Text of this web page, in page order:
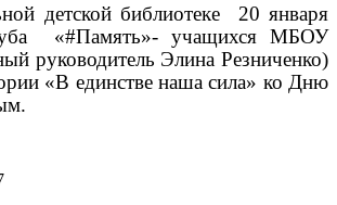
детской библиотеке
20 января
«#Память»- учащихся МБОУ
руководитель Элина Резниченко)
«В единстве наша сила» ко Дню